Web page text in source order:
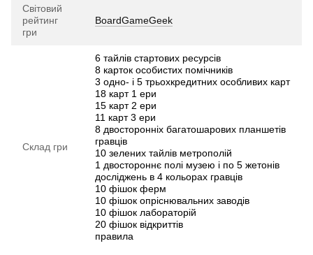
Світовий
рейтинг
гри
BoardGameGeek
Склад гри
6 тайлів стартових ресурсів
8 карток особистих помічників
3 одно- і 5 трьохкредитних особливих карт
18 карт 1 ери
15 карт 2 ери
11 карт 3 ери
8 двосторонніх багатошарових планшетів
гравців
10 зелених тайлів метрополій
1 двостороннє полі музею і по 5 жетонів
досліджень в 4 кольорах гравців
10 фішок ферм
10 фішок опріснювальних заводів
10 фішок лабораторій
20 фішок відкриттів
правила